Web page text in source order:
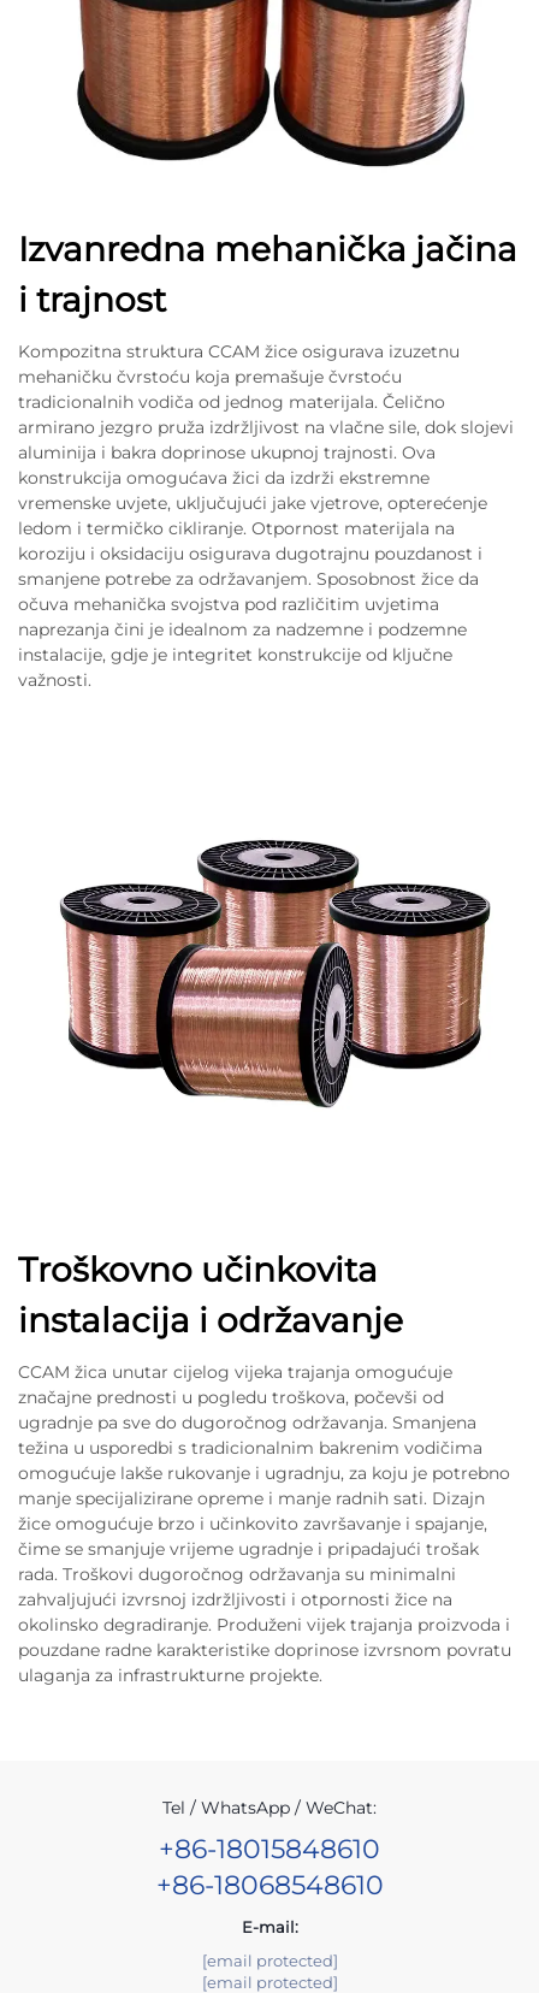
Izvanredna mehanička jačina
i trajnost
Kompozitna struktura CCAM žice osigurava izuzetnu
mehaničku čvrstoću koja premašuje čvrstoću
tradicionalnih vodiča od jednog materijala. Čelično
armirano jezgro pruža izdržljivost na vlačne sile, dok slojevi
aluminija i bakra doprinose ukupnoj trajnosti. Ova
konstrukcija omogućava žici da izdrži ekstremne
vremenske uvjete, uključujući jake vjetrove, opterećenje
ledom i termičko cikliranje. Otpornost materijala na
koroziju i oksidaciju osigurava dugotrajnu pouzdanost i
smanjene potrebe za održavanjem. Sposobnost žice da
očuva mehanička svojstva pod različitim uvjetima
naprezanja čini je idealnom za nadzemne i podzemne
instalacije, gdje je integritet konstrukcije od ključne
važnosti.
Troškovno učinkovita
instalacija i održavanje
CCAM žica unutar cijelog vijeka trajanja omogućuje
značajne prednosti u pogledu troškova, počevši od
ugradnje pa sve do dugoročnog održavanja. Smanjena
težina u usporedbi s tradicionalnim bakrenim vodičima
omogućuje lakše rukovanje i ugradnju, za koju je potrebno
manje specijalizirane opreme i manje radnih sati. Dizajn
žice omogućuje brzo i učinkovito završavanje i spajanje,
čime se smanjuje vrijeme ugradnje i pripadajući trošak
rada. Troškovi dugoročnog održavanja su minimalni
zahvaljujući izvrsnoj izdržljivosti i otpornosti žice na
okolinsko degradiranje. Produženi vijek trajanja proizvoda i
pouzdane radne karakteristike doprinose izvrsnom povratu
ulaganja za infrastrukturne projekte.
Tel / WhatsApp / WeChat:
+86-18015848610
+86-18068548610
E-mail:
[email protected]
[email protected]